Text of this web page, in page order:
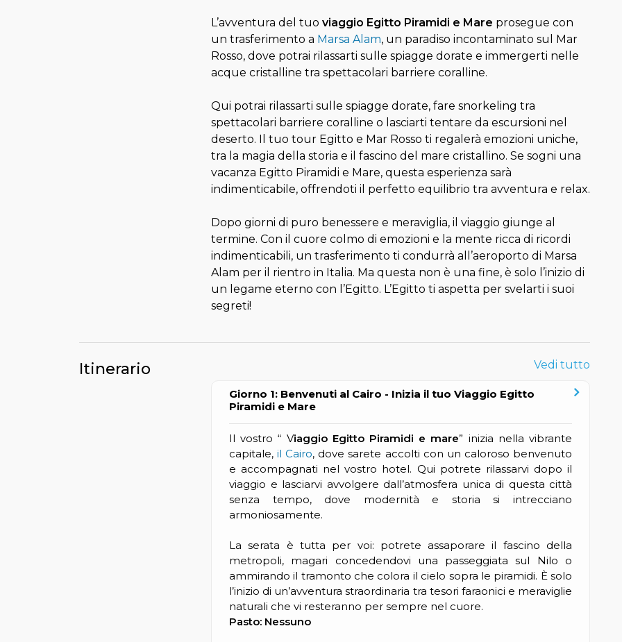
L’avventura del tuo viaggio Egitto Piramidi e Mare prosegue con
un trasferimento a Marsa Alam, un paradiso incontaminato sul Mar
Rosso, dove potrai rilassarti sulle spiagge dorate e immergerti nelle
acque cristalline tra spettacolari barriere coralline.
Qui potrai rilassarti sulle spiagge dorate, fare snorkeling tra
spettacolari barriere coralline o lasciarti tentare da escursioni nel
deserto. Il tuo tour Egitto e Mar Rosso ti regalerà emozioni uniche,
tra la magia della storia e il fascino del mare cristallino. Se sogni una
vacanza Egitto Piramidi e Mare, questa esperienza sarà
indimenticabile, offrendoti il perfetto equilibrio tra avventura e relax.
Dopo giorni di puro benessere e meraviglia, il viaggio giunge al
termine. Con il cuore colmo di emozioni e la mente ricca di ricordi
indimenticabili, un trasferimento ti condurrà all’aeroporto di Marsa
Alam per il rientro in Italia. Ma questa non è una fine, è solo l’inizio di
un legame eterno con l’Egitto. L’Egitto ti aspetta per svelarti i suoi
segreti!
Itinerario Vedi tutto
Giorno 1: Benvenuti al Cairo - Inizia il tuo Viaggio Egitto
Piramidi e Mare
Il vostro “ Viaggio Egitto Piramidi e mare” inizia nella vibrante
capitale,il Cairo, dove sarete accolti con un caloroso benvenuto
e accompagnati nel vostro hotel. Qui potrete rilassarvi dopo il
viaggio e lasciarvi avvolgere dall’atmosfera unica di questa città
senza tempo, dove modernità e storia si intrecciano
armoniosamente.
La serata è tutta per voi: potrete assaporare il fascino della
metropoli, magari concedendovi una passeggiata sul Nilo o
ammirando il tramonto che colora il cielo sopra le piramidi. È solo
l’inizio di un’avventura straordinaria tra tesori faraonici e meraviglie
naturali che vi resteranno per sempre nel cuore.
Pasto: Nessuno